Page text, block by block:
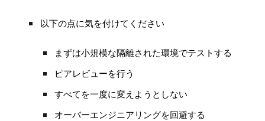
以下の点に気を付けてください
まずは小規模な隔離された環境でテストする
ピアレビューを行う
すべてを一度に変えようとしない
オーバーエンジニアリングを回避する